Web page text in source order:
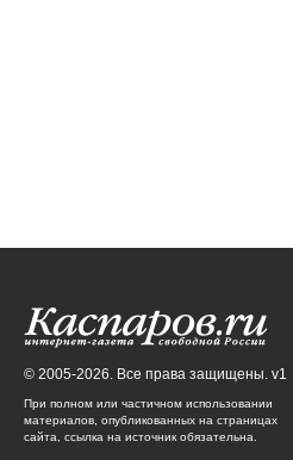
© 2005-2026. Все права защищены. v1
При полном или частичном использовании
материалов, опубликованных на страницах
сайта, ссылка на источник обязательна.